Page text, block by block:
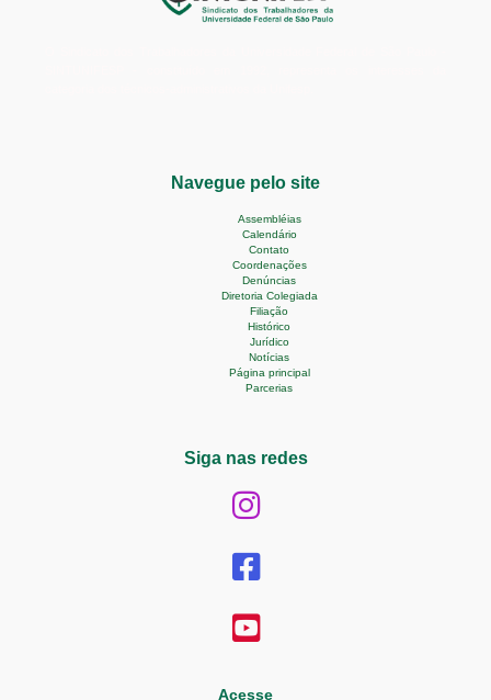
Navegue pelo site
Assembléias
Calendário
Contato
Coordenações
Denúncias
Diretoria Colegiada
Filiação
Histórico
Jurídico
Notícias
Página principal
Parcerias
Siga nas redes
Acesse